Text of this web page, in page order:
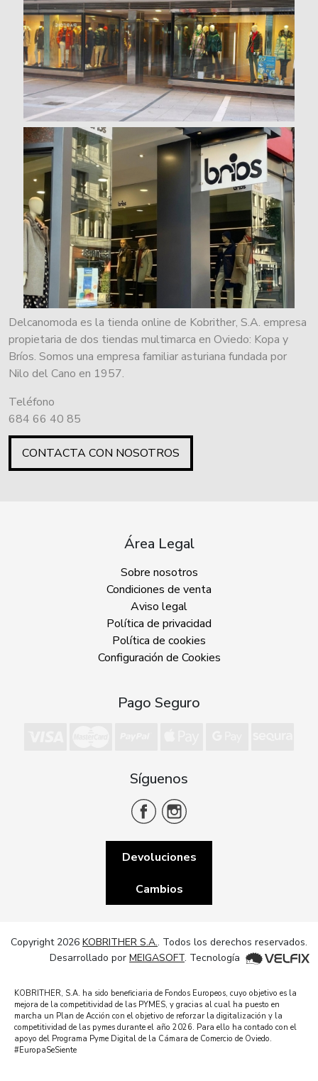
Delcanomoda es la tienda online de Kobrither, S.A. empresa
propietaria de dos tiendas multimarca en Oviedo: Kopa y
Bríos. Somos una empresa familiar asturiana fundada por
Nilo del Cano en 1957.
Teléfono
684 66 40 85
CONTACTA CON NOSOTROS
Área Legal
Sobre nosotros
Condiciones de venta
Aviso legal
Política de privacidad
Política de cookies
Configuración de Cookies
Pago Seguro
Síguenos
Devoluciones
Cambios
Copyright 2026 KOBRITHER S.A.. Todos los derechos reservados.
Desarrollado por MEIGASOFT. Tecnología
KOBRITHER, S.A. ha sido beneficiaria de Fondos Europeos, cuyo objetivo es la
mejora de la competitividad de las PYMES, y gracias al cual ha puesto en
marcha un Plan de Acción con el objetivo de reforzar la digitalización y la
competitividad de las pymes durante el año 2026. Para ello ha contado con el
apoyo del Programa Pyme Digital de la Cámara de Comercio de Oviedo.
#EuropaSeSiente